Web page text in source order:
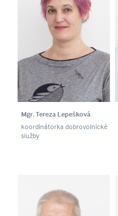
Mgr. Tereza Lepešková
koordinátorka dobrovolnické
služby